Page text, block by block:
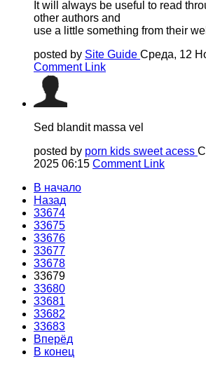
It will always be useful to read
other authors and
use a little something from their
posted by Site Guide Среда, 12
Comment Link
Sed blandit massa vel
posted by porn kids sweet acess
2025 06:15 Comment Link
В начало
Назад
33674
33675
33676
33677
33678
33679
33680
33681
33682
33683
Вперёд
В конец